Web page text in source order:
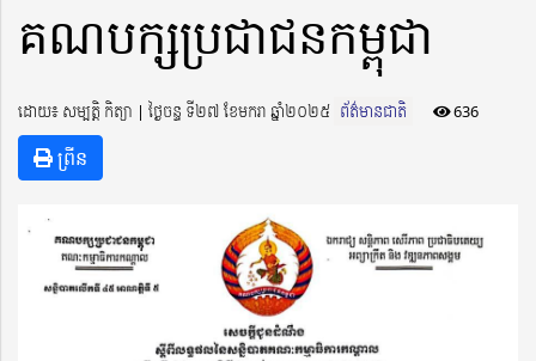
គណបក្សប្រជាជនកម្ពុជា
ដោយ៖ សម្បត្តិ កិត្យា ​​ | ថ្ងៃចន្ទ ទី២៧ ខែមករា ឆ្នាំ២០២៥ ព័ត៌មានជាតិ 636
ព្រីន